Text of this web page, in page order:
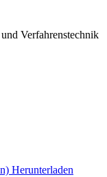
Verfahrenstechnik
Herunterladen